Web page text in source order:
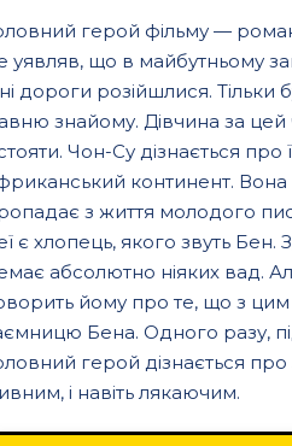
герой фільму —
уявляв, що в майбутньому
дороги розійшлися.
знайому. Дівчина за
Чон-Су дізнається про
континент. Вона
з життя молодого
є хлопець, якого звуть Бен.
абсолютно ніяких вад.
йому про те, що з цим
Бена. Одного разу,
герой дізнається
і навіть лякаючим.